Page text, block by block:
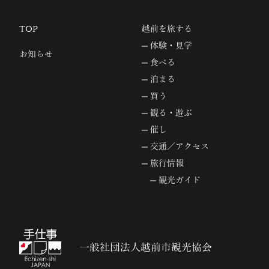
TOP
お知らせ
越前を旅する
体験・見学
食べる
泊まる
買う
観る・遊ぶ
催し
交通／アクセス
旅行情報
観光ガイド
一般社団法人越前市観光協会